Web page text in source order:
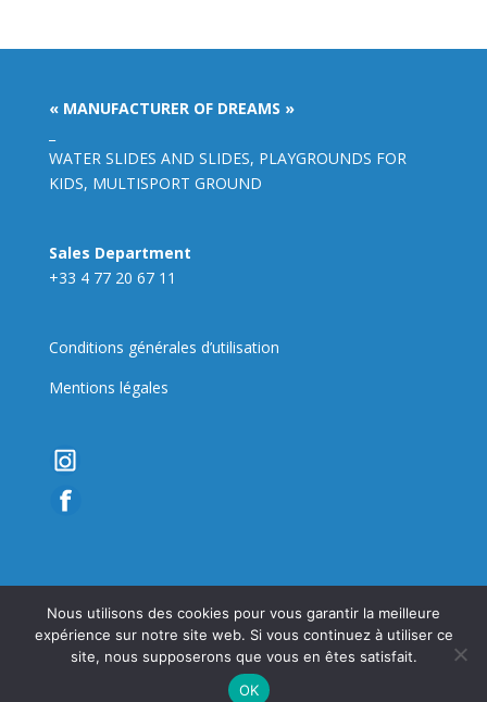
« MANUFACTURER OF DREAMS »
WATER SLIDES AND SLIDES, PLAYGROUNDS FOR
KIDS, MULTISPORT GROUND
Sales Department
+33 4 77 20 67 11
Conditions générales d’utilisation
Mentions légales
Parkn'Play "Fabricant de rêves" Created by Awelis 2021 -
Toboggans aquatiques et secs, aires de jeux pour enfants,
terrains multisports.
Nous utilisons des cookies pour vous garantir la meilleure
expérience sur notre site web. Si vous continuez à utiliser ce
site, nous supposerons que vous en êtes satisfait.
OK